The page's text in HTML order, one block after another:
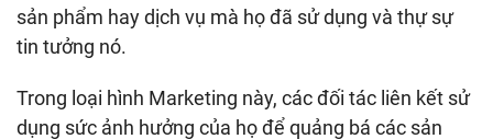
sản phẩm hay dịch vụ mà họ đã sử dụng và thự sự
tin tưởng nó.
Trong loại hình Marketing này, các đối tác liên kết sử
dụng sức ảnh hưởng của họ để quảng bá các sản